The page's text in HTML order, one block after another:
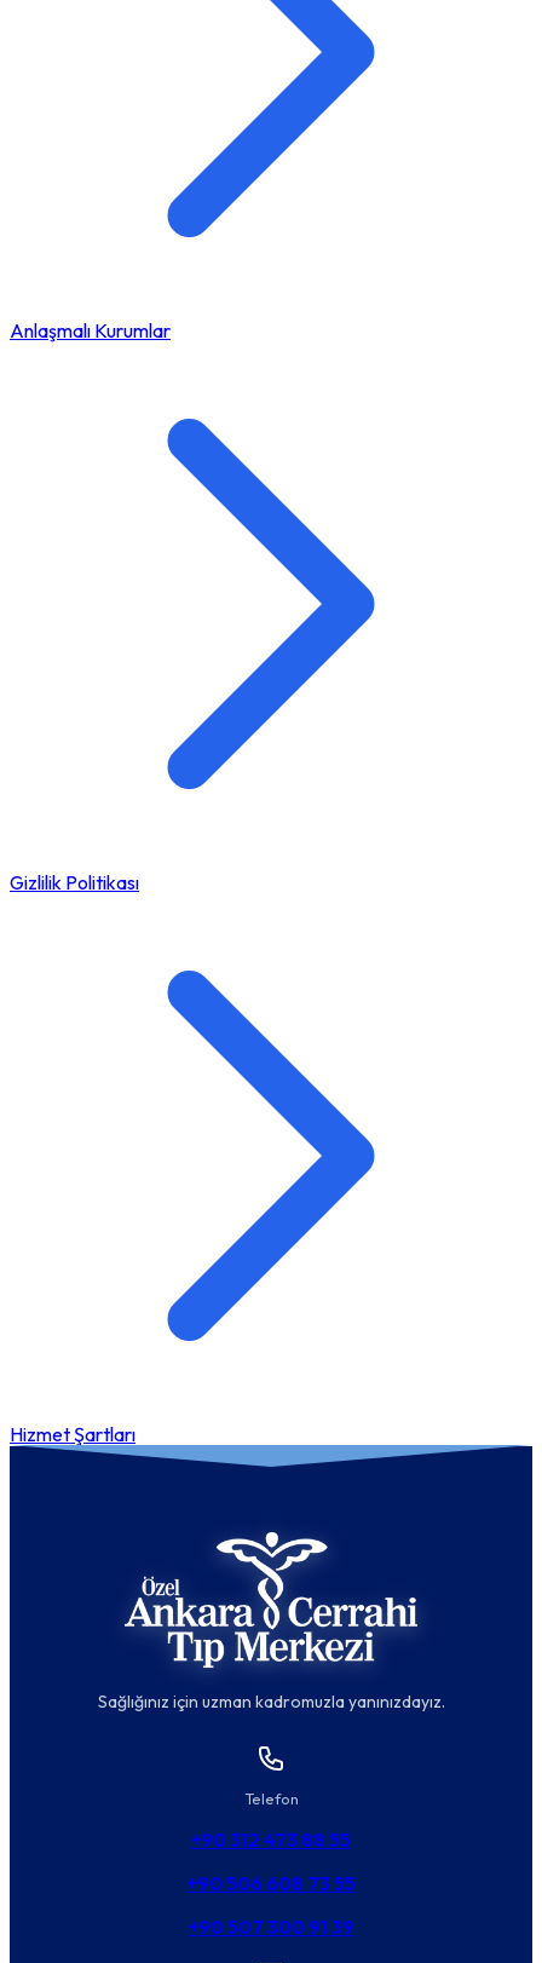
Anlaşmalı Kurumlar
Gizlilik Politikası
Hizmet Şartları
Sağlığınız için uzman kadromuzla yanınızdayız.
Telefon
+90 312 473 88 55
+90 506 608 73 55
+90 507 300 91 39